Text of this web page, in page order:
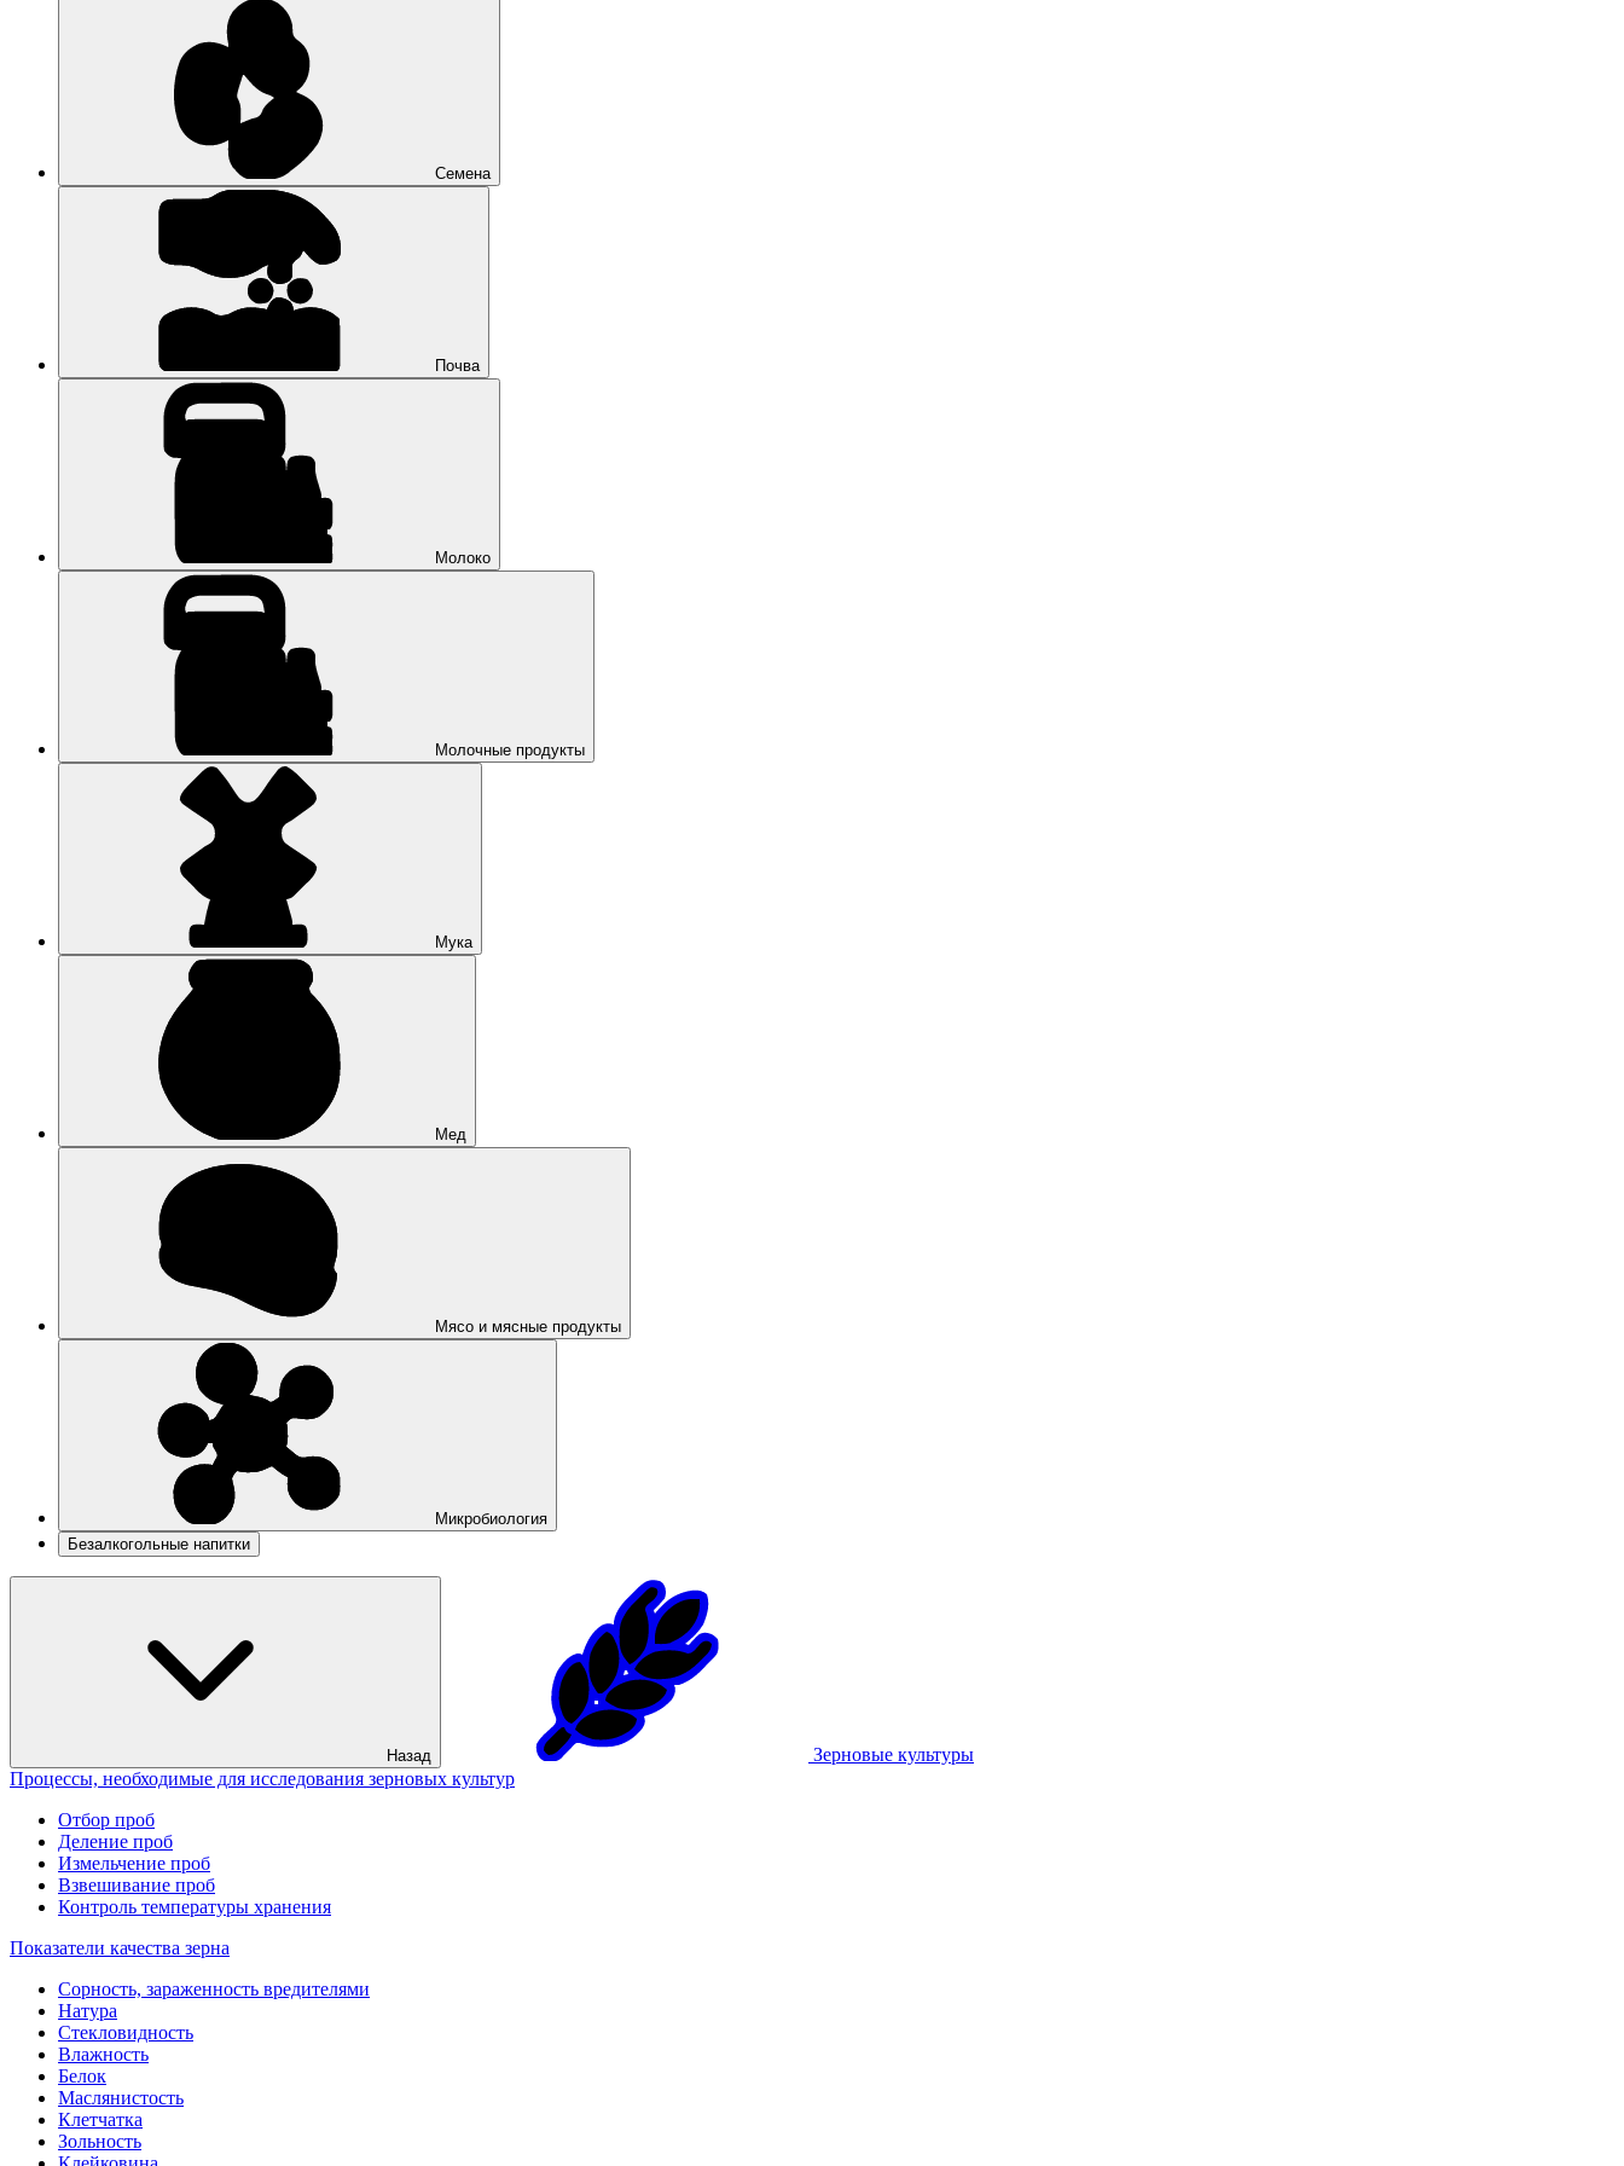
Семена
Почва
Молоко
Молочные продукты
Мука
Мед
Мясо и мясные продукты
Микробиология
Безалкогольные напитки
Назад
Зерновые культуры
Процессы, необходимые для исследования зерновых культур
Отбор проб
Деление проб
Измельчение проб
Взвешивание проб
Контроль температуры хранения
Показатели качества зерна
Сорность, зараженность вредителями
Натура
Стекловидность
Влажность
Белок
Маслянистость
Клетчатка
Зольность